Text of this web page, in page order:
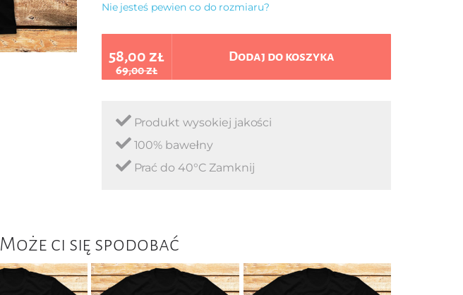
Nie jesteś pewien co do rozmiaru?
58,00 zł
69,00 zł
Dodaj do koszyka
Produkt wysokiej jakości
100% bawełny
Prać do 40°C Zamknij
Może ci się spodobać